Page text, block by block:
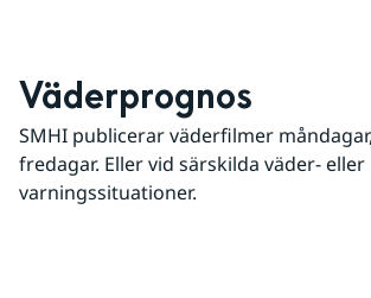
Väderprognos
SMHI publicerar väderfilmer
fredagar. Eller vid särskilda väder- eller
varningssituationer.